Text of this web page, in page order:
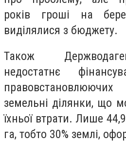
років гроші на
виділялися з бюджету.
Також
недостатнє
земельні ділянки, що
їхньої втрати. Лише
га, тобто 30% землі,